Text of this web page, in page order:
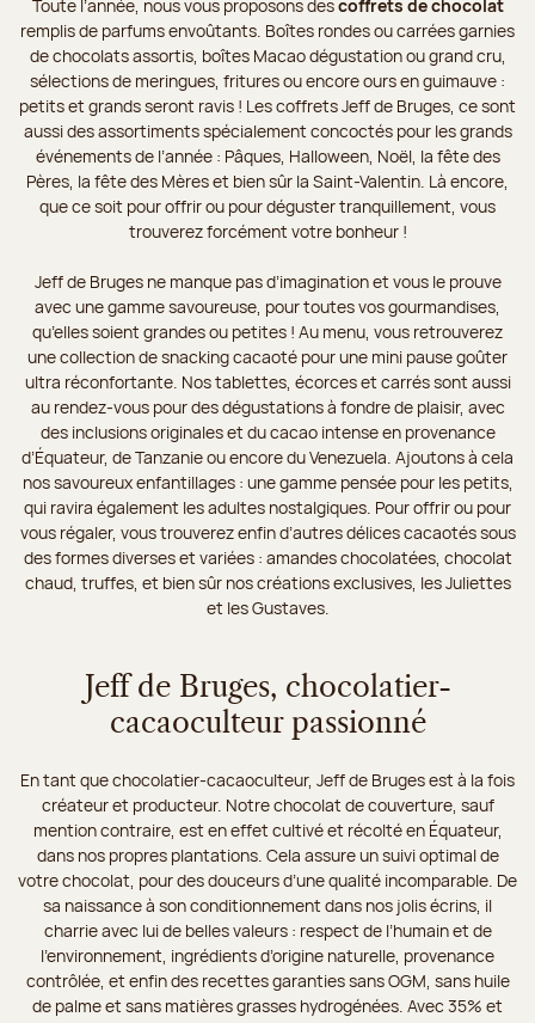
Toute l’année, nous vous proposons descoffrets de chocolat
remplis de parfums envoûtants. Boîtes rondes ou carrées garnies
de chocolats assortis, boîtes Macao dégustation ou grand cru,
sélections de meringues, fritures ou encore ours en guimauve :
petits et grands seront ravis ! Les coffrets Jeff de Bruges, ce sont
aussi des assortiments spécialement concoctés pour les grands
événements de l’année : Pâques, Halloween, Noël, la fête des
Pères, la fête des Mères et bien sûr la Saint-Valentin. Là encore,
que ce soit pour offrir ou pour déguster tranquillement, vous
trouverez forcément votre bonheur !
Jeff de Bruges ne manque pas d’imagination et vous le prouve
avec une gamme savoureuse, pour toutes vos gourmandises,
qu’elles soient grandes ou petites ! Au menu, vous retrouverez
une collection de snacking cacaoté pour une mini pause goûter
ultra réconfortante. Nos tablettes, écorces et carrés sont aussi
au rendez-vous pour des dégustations à fondre de plaisir, avec
des inclusions originales et du cacao intense en provenance
d’Équateur, de Tanzanie ou encore du Venezuela. Ajoutons à cela
nos savoureux enfantillages : une gamme pensée pour les petits,
qui ravira également les adultes nostalgiques. Pour offrir ou pour
vous régaler, vous trouverez enfin d’autres délices cacaotés sous
des formes diverses et variées : amandes chocolatées, chocolat
chaud, truffes, et bien sûr nos créations exclusives, les Juliettes
et les Gustaves.
Jeff de Bruges, chocolatier-
cacaoculteur passionné
En tant que chocolatier-cacaoculteur, Jeff de Bruges est à la fois
créateur et producteur. Notre chocolat de couverture, sauf
mention contraire, est en effet cultivé et récolté en Équateur,
dans nos propres plantations. Cela assure un suivi optimal de
votre chocolat, pour des douceurs d’une qualité incomparable. De
sa naissance à son conditionnement dans nos jolis écrins, il
charrie avec lui de belles valeurs : respect de l’humain et de
l’environnement, ingrédients d’origine naturelle, provenance
contrôlée, et enfin des recettes garanties sans OGM, sans huile
de palme et sans matières grasses hydrogénées. Avec 35% et